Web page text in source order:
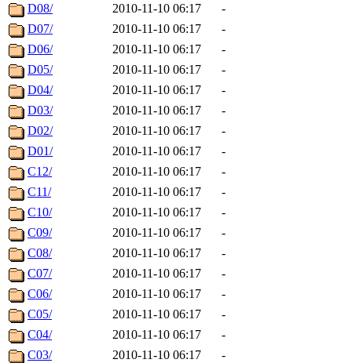
D08/
2010-11-10 06:17
-
D07/
2010-11-10 06:17
-
D06/
2010-11-10 06:17
-
D05/
2010-11-10 06:17
-
D04/
2010-11-10 06:17
-
D03/
2010-11-10 06:17
-
D02/
2010-11-10 06:17
-
D01/
2010-11-10 06:17
-
C12/
2010-11-10 06:17
-
C11/
2010-11-10 06:17
-
C10/
2010-11-10 06:17
-
C09/
2010-11-10 06:17
-
C08/
2010-11-10 06:17
-
C07/
2010-11-10 06:17
-
C06/
2010-11-10 06:17
-
C05/
2010-11-10 06:17
-
C04/
2010-11-10 06:17
-
C03/
2010-11-10 06:17
-